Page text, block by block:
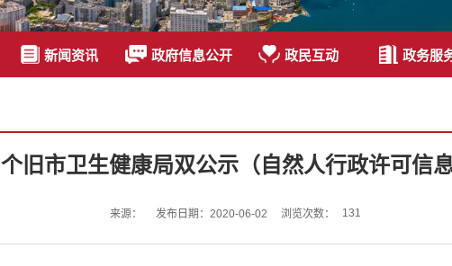
新闻资讯 政府信息公开 政民互动 政务服
个旧市卫生健康局双公示（自然人行政许可信息
来源： 发布日期：2020-06-02 浏览次数： 131